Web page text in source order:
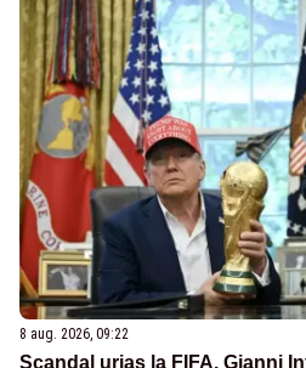
8 aug. 2026, 09:22
Scandal uriaș la FIFA. Gianni